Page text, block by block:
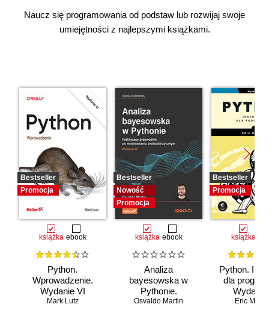
Naucz się programowania od podstaw lub rozwijaj swoje
umiejętności z najlepszymi książkami.
Bestseller
Promocja
książka ebook
Python.
Wprowadzenie.
Wydanie VI
Mark Lutz
Bestseller
Nowość
Promocja
książka ebook
Analiza
bayesowska w
Pythonie.
Praktyczny
Osvaldo Martin
Bestseller
Promocja
książka
Python.
dla
Wydanie
Eric